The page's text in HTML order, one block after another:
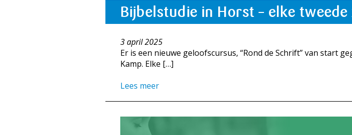
Bijbelstudie in Horst – elke
3 april 2025
Er is een nieuwe geloofscursus, “Rond de Schrift” van start
Kamp. Elke […]
Lees meer